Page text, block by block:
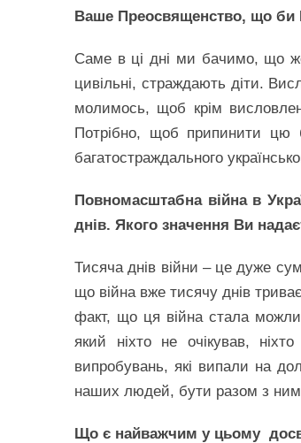
Ваше Преосвященство, що би
Саме в ці дні ми бачимо, що
цивільні, страждають діти.
молимось, щоб крім
Потрібно, щоб припинити цю
багатостраждального
Повномасштабна війна в
днів. Якого значення Ви
Тисяча днів війни – це дуже
що війна вже тисячу днів
факт, що ця війна стала
який ніхто не очікував,
випробувань, які випали на
наших людей, бути разом з
Що є найважчим у цьому